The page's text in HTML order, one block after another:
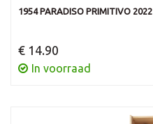
1954 PARADISO PRIMITIVO 2022
€ 14.90
In voorraad